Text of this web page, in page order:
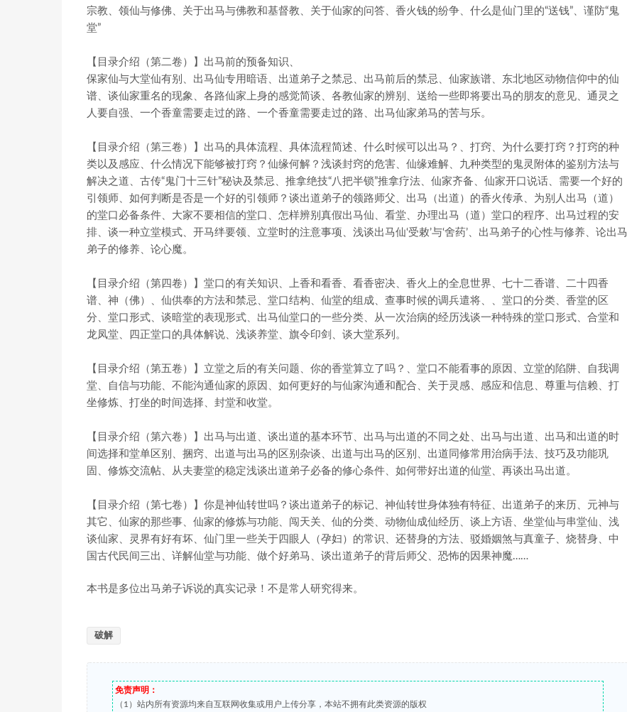
宗教、领仙与修佛、关于出马与佛教和基督教、关于仙家的问答、香火钱的纷争、什么是仙门里的“送钱”、谨防“鬼
堂”
【目录介绍（第二卷）】出马前的预备知识、
保家仙与大堂仙有别、出马仙专用暗语、出道弟子之禁忌、出马前后的禁忌、仙家族谱、东北地区动物信仰中的仙
谱、谈仙家重名的现象、各路仙家上身的感觉简谈、各教仙家的辨别、送给一些即将要出马的朋友的意见、通灵之
人要自强、一个香童需要走过的路、一个香童需要走过的路、出马仙家弟马的苦与乐。
【目录介绍（第三卷）】出马的具体流程、具体流程简述、什么时候可以出马？、打窍、为什么要打窍？打窍的种
类以及感应、什么情况下能够被打窍？仙缘何解？浅谈封窍的危害、仙缘难解、九种类型的鬼灵附体的鉴别方法与
解决之道、古传“鬼门十三针”秘诀及禁忌、推拿绝技“八把半锁”推拿疗法、仙家齐备、仙家开口说话、需要一个好的
引领师、如何判断是否是一个好的引领师？谈出道弟子的领路师父、出马（出道）的香火传承、为别人出马（道）
的堂口必备条件、大家不要相信的堂口、怎样辨别真假出马仙、看堂、办理出马（道）堂口的程序、出马过程的安
排、谈一种立堂模式、开马绊要领、立堂时的注意事项、浅谈出马仙‘受敕’与‘舍药’、出马弟子的心性与修养、论出马
弟子的修养、论心魔。
【目录介绍（第四卷）】堂口的有关知识、上香和看香、看香密决、香火上的全息世界、七十二香谱、二十四香
谱、神（佛）、仙供奉的方法和禁忌、堂口结构、仙堂的组成、查事时候的调兵遣将、、堂口的分类、香堂的区
分、堂口形式、谈暗堂的表现形式、出马仙堂口的一些分类、从一次治病的经历浅谈一种特殊的堂口形式、合堂和
龙凤堂、四正堂口的具体解说、浅谈养堂、旗令印剑、谈大堂系列。
【目录介绍（第五卷）】立堂之后的有关问题、你的香堂算立了吗？、堂口不能看事的原因、立堂的陷阱、自我调
堂、自信与功能、不能沟通仙家的原因、如何更好的与仙家沟通和配合、关于灵感、感应和信息、尊重与信赖、打
坐修炼、打坐的时间选择、封堂和收堂。
【目录介绍（第六卷）】出马与出道、谈出道的基本环节、出马与出道的不同之处、出马与出道、出马和出道的时
间选择和堂单区别、捆窍、出道与出马的区别杂谈、出道与出马的区别、出道同修常用治病手法、技巧及功能巩
固、修炼交流帖、从夫妻堂的稳定浅谈出道弟子必备的修心条件、如何带好出道的仙堂、再谈出马出道。
【目录介绍（第七卷）】你是神仙转世吗？谈出道弟子的标记、神仙转世身体独有特征、出道弟子的来历、元神与
其它、仙家的那些事、仙家的修炼与功能、闯天关、仙的分类、动物仙成仙经历、谈上方语、坐堂仙与串堂仙、浅
谈仙家、灵界有好有坏、仙门里一些关于四眼人（孕妇）的常识、还替身的方法、驳婚姻煞与真童子、烧替身、中
国古代民间三出、详解仙堂与功能、做个好弟马、谈出道弟子的背后师父、恐怖的因果神魔……
本书是多位出马弟子诉说的真实记录！不是常人研究得来。
破解
免责声明：
（1）站内所有资源均来自互联网收集或用户上传分享，本站不拥有此类资源的版权